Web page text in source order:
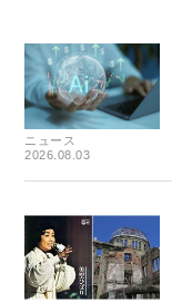
ニュース
2026.08.03